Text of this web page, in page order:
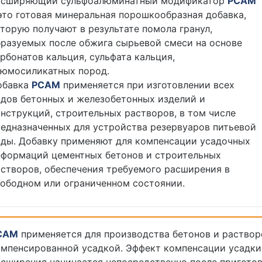
готовая минеральная порошкообразная добавка,
получают в результате помола гранул,
после обжига сырьевой смеси на основе
кальция, сульфата кальция,
пород.
РСАМ применяется при изготовлении всех
бетонных и железобетонных изделий и
строительных растворов, в том числе
для устройства резервуаров питьевой
Добавку применяют для компенсации усадочных
цементных бетонов и строительных
обеспечения требуемого расширения в
или ограниченном состоянии.
применяется для производства бетонов и
усадкой. Эффект компенсации